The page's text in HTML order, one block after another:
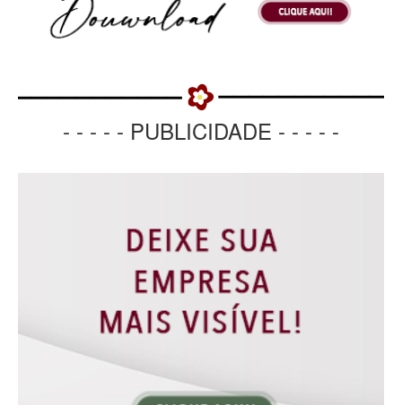
- - - - - PUBLICIDADE - - - - -